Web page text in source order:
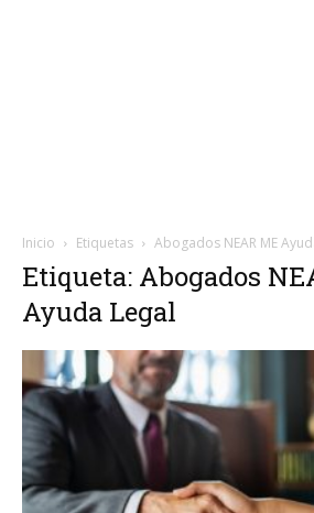
Inicio Etiquetas Abogados NEAR ME
Etiqueta: Abogados
Ayuda Legal